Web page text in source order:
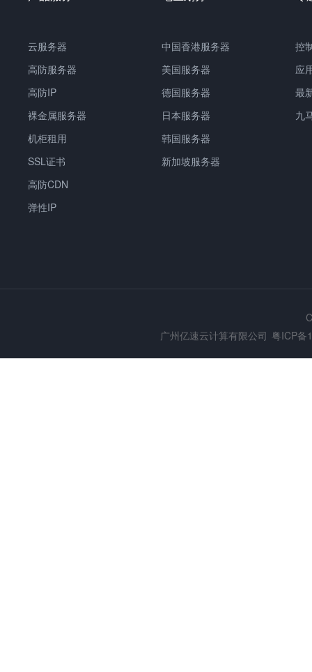
云服务器
高防服务器
高防IP
裸金属服务器
机柜租用
SSL证书
高防CDN
弹性IP
中国香港服务器
美国服务器
德国服务器
日本服务器
韩国服务器
新加坡服务器
控
应
最
九
广州亿速云计算有限公司 粤ICP备